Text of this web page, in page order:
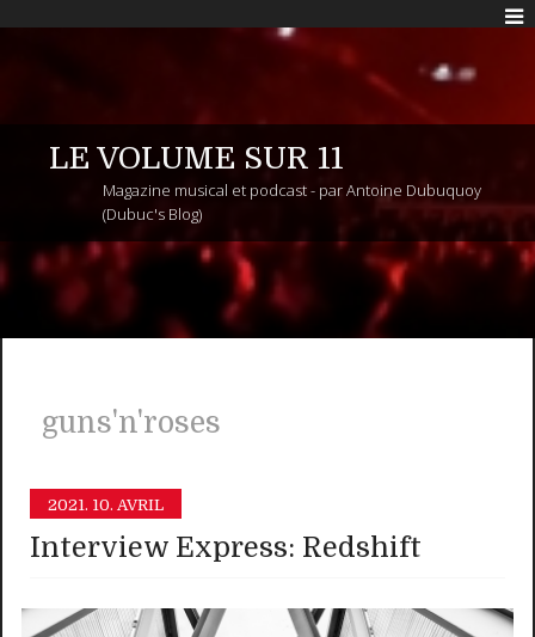
LE VOLUME SUR 11
Magazine musical et podcast - par Antoine Dubuquoy
(Dubuc's Blog)
guns'n'roses
2021. 10. AVRIL
Interview Express: Redshift